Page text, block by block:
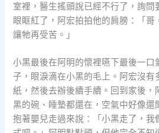
室裡，醫生搖頭說已經不行了，詢問
眼眶紅了，阿宏拍拍他的肩膀：「哥
讓牠再受苦。」
小黑最後在阿明的懷裡嚥下最後一口
子，眼淚滴在小黑的毛上。阿宏沒有
紙，然後去辦後續手續。回到家後，
黑的碗、睡墊都還在，空氣中好像還
抱著嬰兒走過來說：「小黑走了，我